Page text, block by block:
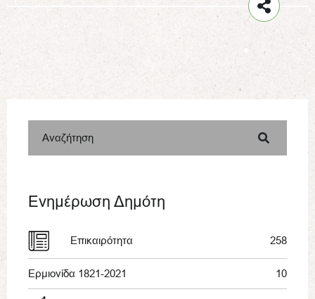
Αναζήτηση
Ενημέρωση Δημότη
Επικαιρότητα 258
Ερμιονίδα 1821-2021 10